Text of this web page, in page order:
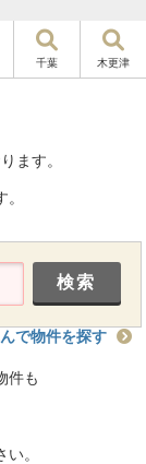
千葉 木更津
ます。
で物件を探す
件も
。